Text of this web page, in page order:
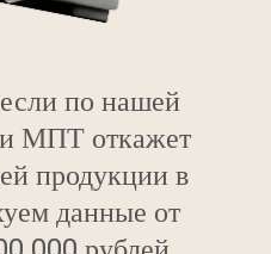
по нашей
МПТ откажет
продукции в
данные от